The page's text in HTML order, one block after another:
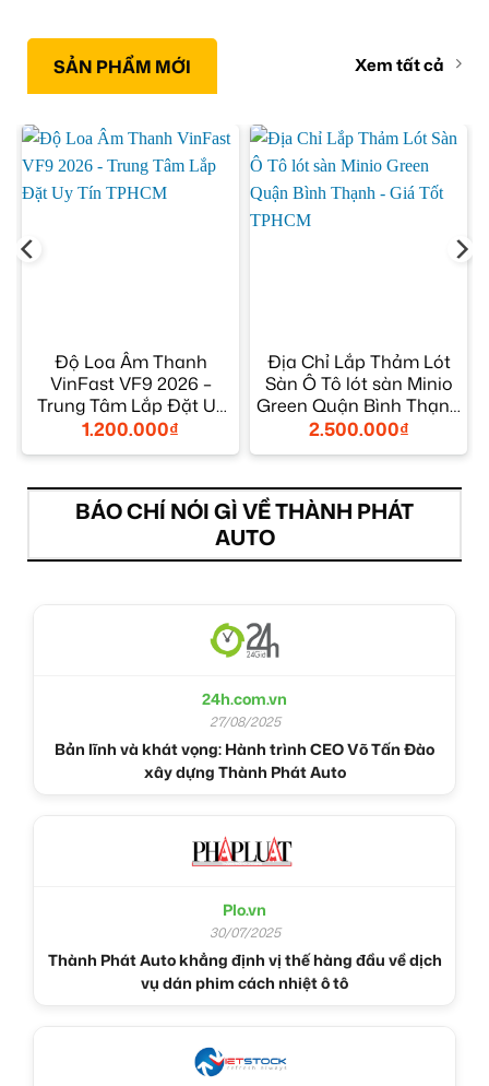
SẢN PHẨM MỚI Xem tất cả
Độ Loa Âm Thanh
VinFast VF9 2026 –
Trung Tâm Lắp Đặt Uy
Tín TPHCM
1.200.000₫
Địa Chỉ Lắp Thảm Lót
Sàn Ô Tô lót sàn Minio
Green Quận Bình Thạnh
– Giá Tốt TPHCM
2.500.000₫
BÁO CHÍ NÓI GÌ VỀ THÀNH PHÁT
AUTO
24h.com.vn
27/08/2025
Bản lĩnh và khát vọng: Hành trình CEO Võ Tấn Đào
xây dựng Thành Phát Auto
Plo.vn
30/07/2025
Thành Phát Auto khẳng định vị thế hàng đầu về dịch
vụ dán phim cách nhiệt ô tô